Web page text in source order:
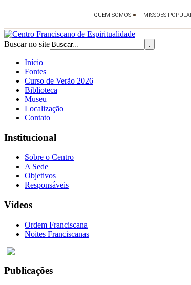
Buscar no site
Início
Fontes
Curso de Verão 2026
Biblioteca
Museu
Localização
Contato
Institucional
Sobre o Centro
A Sede
Objetivos
Responsáveis
Vídeos
Ordem Franciscana
Noites Franciscanas
Publicações